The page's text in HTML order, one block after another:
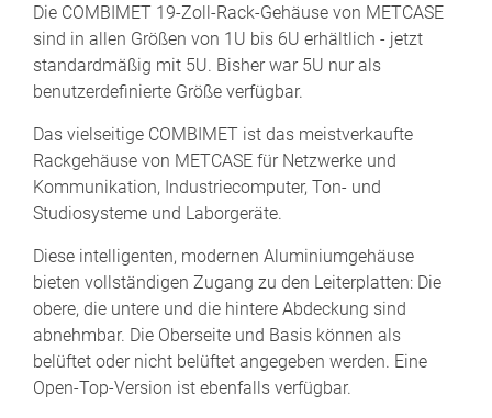
Die COMBIMET 19-Zoll-Rack-Gehäuse von METCASE
sind in allen Größen von 1U bis 6U erhältlich - jetzt
standardmäßig mit 5U. Bisher war 5U nur als
benutzerdefinierte Größe verfügbar.
Das vielseitige COMBIMET ist das meistverkaufte
Rackgehäuse von METCASE für Netzwerke und
Kommunikation, Industriecomputer, Ton- und
Studiosysteme und Laborgeräte.
Diese intelligenten, modernen Aluminiumgehäuse
bieten vollständigen Zugang zu den Leiterplatten: Die
obere, die untere und die hintere Abdeckung sind
abnehmbar. Die Oberseite und Basis können als
belüftet oder nicht belüftet angegeben werden. Eine
Open-Top-Version ist ebenfalls verfügbar.